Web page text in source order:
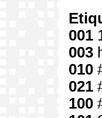
001
003
010
021
100